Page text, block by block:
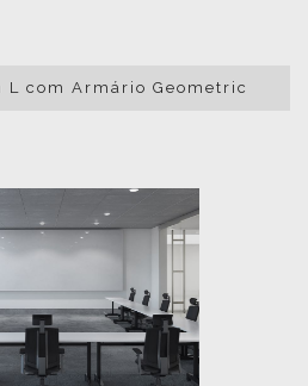
L com Armário Geometric